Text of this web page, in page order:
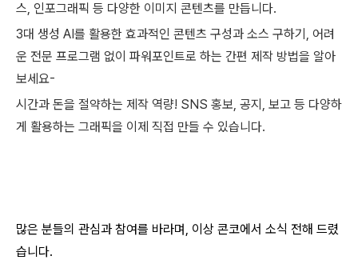
스, 인포그래픽 등 다양한 이미지 콘텐츠를 만듭니다.
3대 생성 AI를 활용한 효과적인 콘텐츠 구성과 소스 구하기, 어려
운 전문 프로그램 없이 파워포인트로 하는 간편 제작 방법을 알아
보세요-
시간과 돈을 절약하는 제작 역량! SNS 홍보, 공지, 보고 등 다양하
게 활용하는 그래픽을 이제 직접 만들 수 있습니다.
많은 분들의 관심과 참여를 바라며, 이상 콘코에서 소식 전해 드렸
습니다.